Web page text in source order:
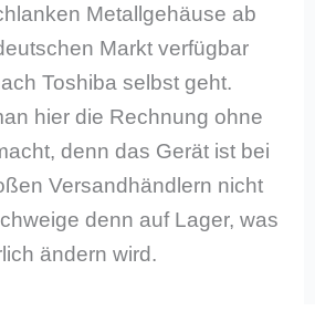
Metallgehäuse ab
Markt verfügbar
Toshiba selbst geht.
hier die Rechnung ohne
denn das Gerät ist bei
Versandhändlern nicht
denn auf Lager, was
ändern wird.